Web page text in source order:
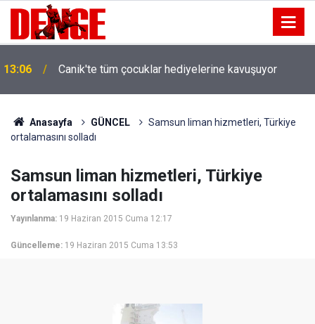
13:06 Canik'te tüm çocuklar hediyelerine kavuşuyor
Anasayfa GÜNCEL
Samsun liman hizmetleri, Türkiye
ortalamasını solladı
Samsun liman hizmetleri, Türkiye
ortalamasını solladı
Yayınlanma: 19 Haziran 2015 Cuma 12:17
Güncelleme: 19 Haziran 2015 Cuma 13:53